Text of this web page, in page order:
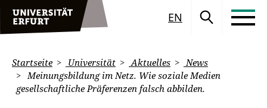
EN
Startseite Universität Aktuelles
News
Meinungsbildung im Netz. Wie soziale Medien
gesellschaftliche Präferenzen falsch abbilden.